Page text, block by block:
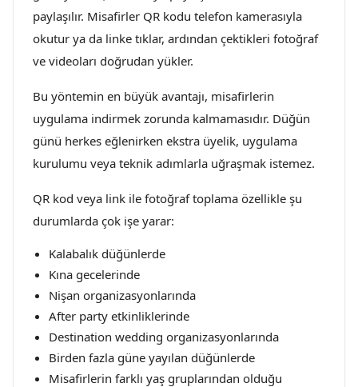
paylaşılır. Misafirler QR kodu telefon kamerasıyla
okutur ya da linke tıklar, ardından çektikleri fotoğraf
ve videoları doğrudan yükler.
Bu yöntemin en büyük avantajı, misafirlerin
uygulama indirmek zorunda kalmamasıdır. Düğün
günü herkes eğlenirken ekstra üyelik, uygulama
kurulumu veya teknik adımlarla uğraşmak istemez.
QR kod veya link ile fotoğraf toplama özellikle şu
durumlarda çok işe yarar:
Kalabalık düğünlerde
Kına gecelerinde
Nişan organizasyonlarında
After party etkinliklerinde
Destination wedding organizasyonlarında
Birden fazla güne yayılan düğünlerde
Misafirlerin farklı yaş gruplarından olduğu